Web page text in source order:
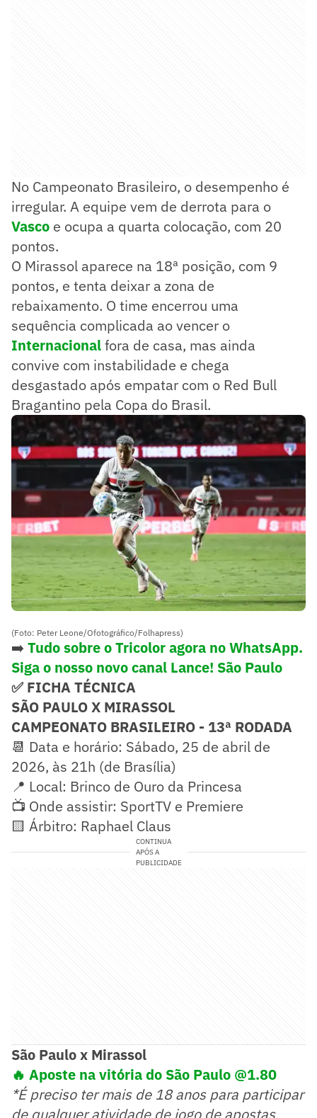
No Campeonato Brasileiro, o desempenho é
irregular. A equipe vem de derrota para o
Vasco e ocupa a quarta colocação, com 20
pontos.
O Mirassol aparece na 18ª posição, com 9
pontos, e tenta deixar a zona de
rebaixamento. O time encerrou uma
sequência complicada ao vencer o
Internacionalfora de casa, mas ainda
convive com instabilidade e chega
desgastado após empatar com o Red Bull
Bragantino pela Copa do Brasil.
(Foto: Peter Leone/Ofotográfico/Folhapress)
➡️ Tudo sobre o Tricolor agora no WhatsApp.
Siga o nosso novo canal Lance! São Paulo
✅ FICHA TÉCNICA
SÃO PAULO X MIRASSOL
CAMPEONATO BRASILEIRO - 13ª RODADA
📆 Data e horário: Sábado, 25 de abril de
2026, às 21h (de Brasília)
📍 Local: Brinco de Ouro da Princesa
📺 Onde assistir: SportTV e Premiere
🟨 Árbitro: Raphael Claus
CONTINUA
APÓS A
PUBLICIDADE
São Paulo x Mirassol
🔥 Aposte na vitória do São Paulo @1.80
*É preciso ter mais de 18 anos para participar
de qualquer atividade de jogo de apostas.